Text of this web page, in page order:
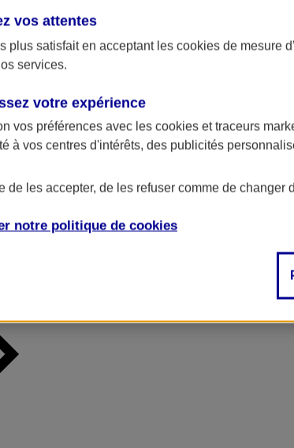
Fermer le menu principal
vos attentes
plus satisfait en acceptant les cookies de mesure
services.
votre expérience
vos préférences avec les cookies et traceurs
à vos centres d'intérêts, des publicités
de les accepter, de les refuser comme de changer
notre politique de cookies